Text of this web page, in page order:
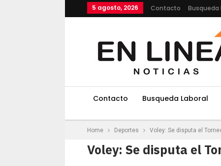
5 agosto, 2026 Contacto Busqueda
Contacto Busqueda Laboral
Home Deportes Voley: Se disputa el
Voley: Se disputa el